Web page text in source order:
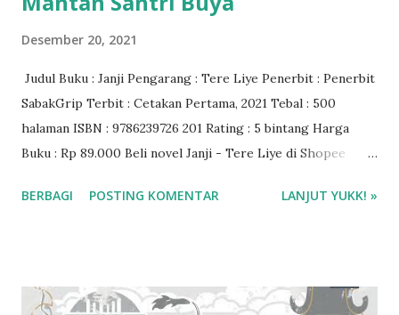
Desember 20, 2021
Judul Buku : Janji Pengarang : Tere Liye Penerbit : Penerbit
SabakGrip Terbit : Cetakan Pertama, 2021 Tebal : 500
halaman ISBN : 9786239726 201 Rating : 5 bintang Harga
Buku : Rp 89.000 Beli novel Janji - Tere Liye di Shopee
BERBAGI POSTING KOMENTAR LANJUT YUKK! »